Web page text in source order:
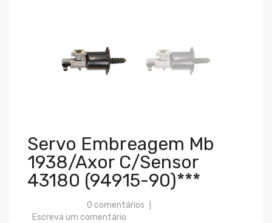
Servo Embreagem Mb
1938/axor C/sensor
43180 (94915-90)***
0 comentários
Escreva um comentário